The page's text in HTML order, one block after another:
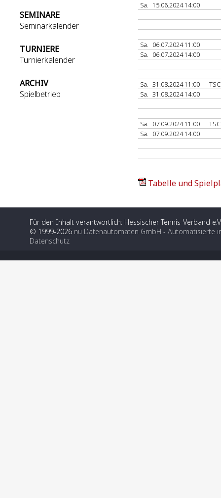
SEMINARE
Seminarkalender
TURNIERE
Turnierkalender
ARCHIV
Spielbetrieb
Sa. 15.06.2024 14:00
Sa. 06.07.2024 11:00
Sa. 06.07.2024 14:00
Sa. 31.08.2024 11:00
Sa. 31.08.2024 14:00
Sa. 07.09.2024 11:00
Sa. 07.09.2024 14:00
Tabelle und
Für den Inhalt verantwortlich: Hessischer Tennis-Verband
© 1999-2026 nu Datenautomaten GmbH - Automatisierte
Datenschutz